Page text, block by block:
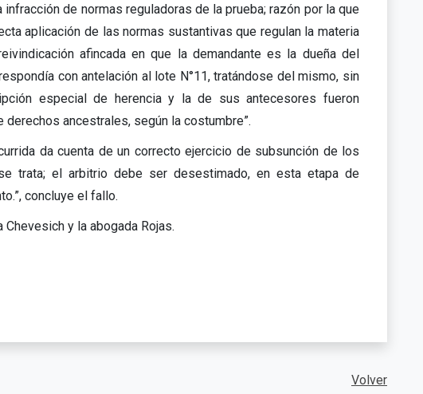
de normas reguladoras de la prueba; razón por la que
aplicación de las normas sustantivas que regulan la materia
afincada en que la demandante es la dueña del
con antelación al lote N°11, tratándose del mismo, sin
especial de herencia y la de sus antecesores fueron
ancestrales, según la costumbre”.
da cuenta de un correcto ejercicio de subsunción de los
trata; el arbitrio debe ser desestimado, en esta etapa de
concluye el fallo.
y la abogada Rojas.
Volver